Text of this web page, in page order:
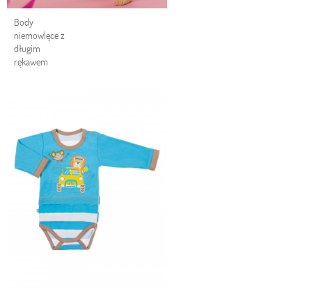
Body
niemowlęce z
długim
rękawem